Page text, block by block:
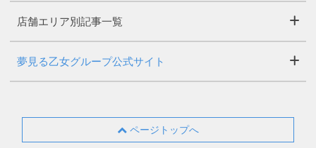
店舗エリア別記事一覧
夢見る乙女グループ公式サイト
ページトップへ